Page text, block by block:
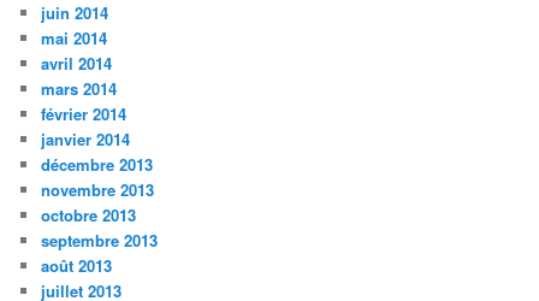
juin 2014
mai 2014
avril 2014
mars 2014
février 2014
janvier 2014
décembre 2013
novembre 2013
octobre 2013
septembre 2013
août 2013
juillet 2013